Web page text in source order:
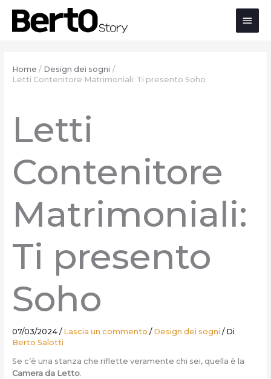
contenuto
navigazione
contenuto
Home
Design dei sogni
Letti Contenitore Matrimoniali: Ti presento Soho
Letti
Contenitore
Matrimoniali:
Ti presento
Soho
07/03/2024 / Lascia un commento / Design dei sogni / Di
Berto Salotti
Se c’è una stanza che riflette veramente chi sei, quella è la
Camera da Letto.